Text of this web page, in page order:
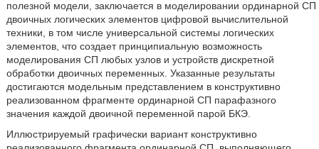
полезной модели, заключается в моделировании ординарной СП
двоичных логических элементов цифровой вычислительной
техники, в том числе универсальной системы логических
элементов, что создает принципиальную возможность
моделирования СП любых узлов и устройств дискретной
обработки двоичных переменных. Указанные результаты
достигаются модельным представлением в конструктивно
реализованном фрагменте ординарной СП парафазного
значения каждой двоичной переменной парой БКЭ.
Иллюстрируемый графически вариант конструктивно